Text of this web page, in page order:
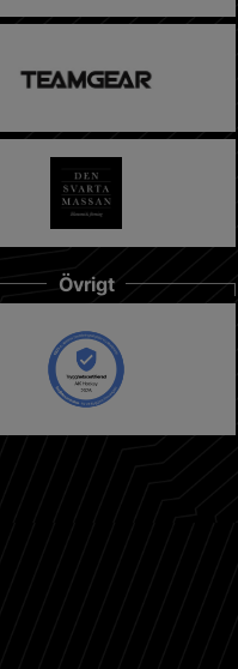
Övrigt